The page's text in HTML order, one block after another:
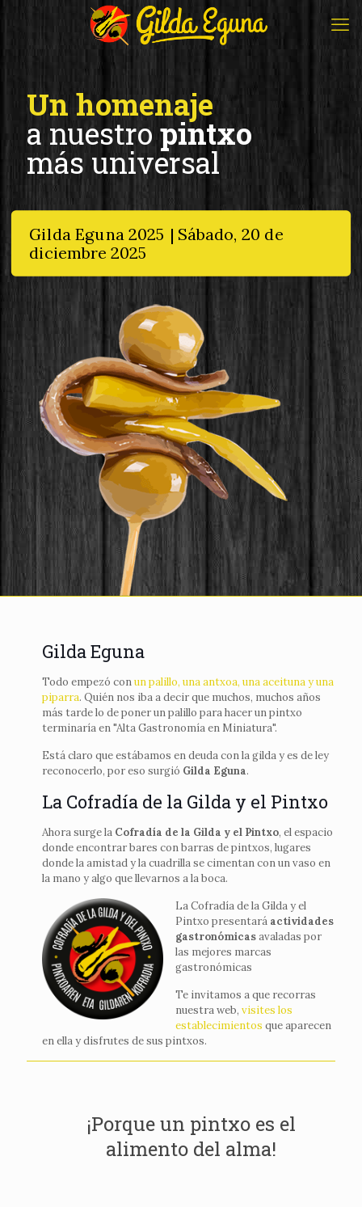
Un homenaje
a nuestro pintxo
más universal
Gilda Eguna 2025 | Sábado, 20 de
diciembre 2025
Gilda Eguna
Todo empezó conun palillo, una antxoa, una aceituna y una
piparra. Quién nos iba a decir que muchos, muchos años
más tarde lo de poner un palillo para hacer un pintxo
terminaría en "Alta Gastronomía en Miniatura".
Está claro que estábamos en deuda con la gilda y es de ley
reconocerlo, por eso surgió Gilda Eguna.
La Cofradía de la Gilda y el Pintxo
Ahora surge la Cofradía de la Gilda y el Pintxo, el espacio
donde encontrar bares con barras de pintxos, lugares
donde la amistad y la cuadrilla se cimentan con un vaso en
la mano y algo que llevarnos a la boca.
La Cofradía de la Gilda y el
Pintxo presentará actividades
gastronómicasavaladas por
las mejores marcas
gastronómicas
Te invitamos a que recorras
nuestra web, visites los
establecimientos que aparecen
en ella y disfrutes de sus pintxos.
¡Porque un pintxo es el
alimento del alma!